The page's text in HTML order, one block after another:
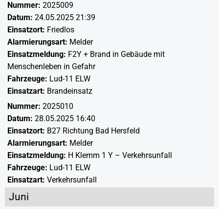
Nummer: 2025009
Datum: 24.05.2025 21:39
Einsatzort: Friedlos
Alarmierungsart: Melder
Einsatzmeldung: F2Y + Brand in Gebäude mit
Menschenleben in Gefahr
Fahrzeuge: Lud-11 ELW
Einsatzart: Brandeinsatz
Nummer: 2025010
Datum: 28.05.2025 16:40
Einsatzort: B27 Richtung Bad Hersfeld
Alarmierungsart: Melder
Einsatzmeldung: H Klemm 1 Y – Verkehrsunfall
Fahrzeuge: Lud-11 ELW
Einsatzart: Verkehrsunfall
Juni